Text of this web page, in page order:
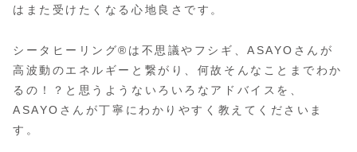
はまた受けたくなる心地良さです。
シータヒーリング®は不思議やフシギ、ASAYOさんが
高波動のエネルギーと繋がり、何故そんなことまでわか
るの！？と思うようないろいろなアドバイスを、
ASAYOさんが丁寧にわかりやすく教えてくださいま
す。